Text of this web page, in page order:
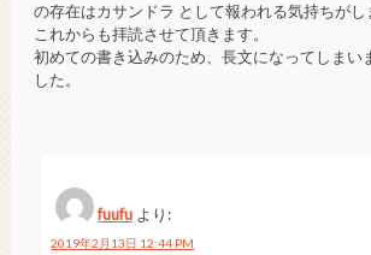
の存在はカサンドラ として報われる気持ちがし
これからも拝読させて頂きます。
初めての書き込みのため、長文になってしまい
した。
fuufu より:
2019年2月13日 12:44 PM